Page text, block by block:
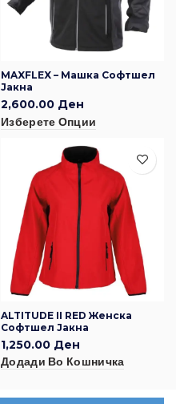
MAXFLEX – Машка Софтшел
Јакна
2,600.00 Ден
Изберете Опции
ALTITUDE II RED Женска
Софтшел Јакна
1,250.00 Ден
Додади Во Кошничка